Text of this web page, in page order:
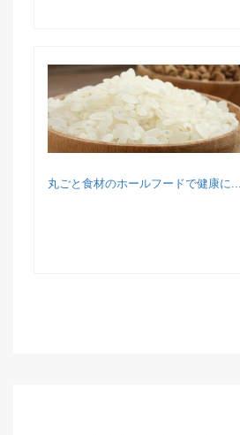
丸ごと食材のホールフードで健康に...